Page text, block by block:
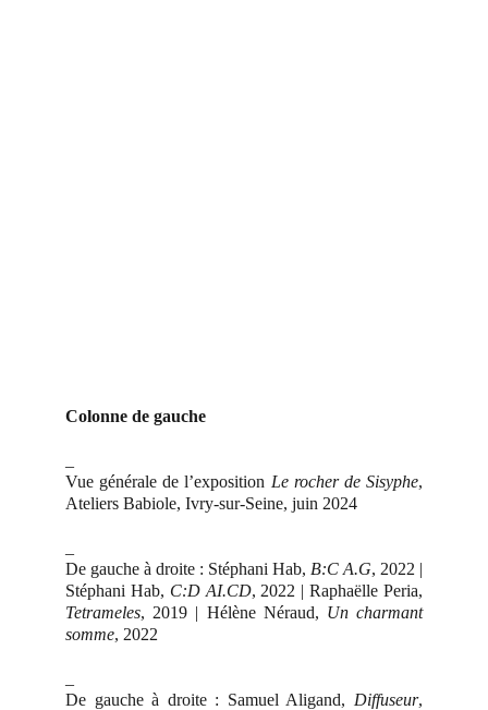
Colonne de gauche
Vue générale de l’exposition Le rocher de Sisyphe,
Ateliers Babiole, Ivry-sur-Seine, juin 2024
De gauche à droite : Stéphani Hab, B:C A.G, 2022 |
Stéphani Hab, C:D AI.CD, 2022 | Raphaëlle Peria,
Tetrameles, 2019 | Hélène Néraud, Un charmant
somme, 2022
De gauche à droite : Samuel Aligand, Diffuseur,